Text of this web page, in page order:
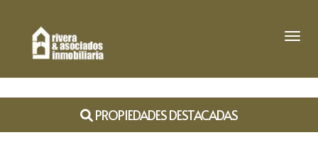
PROPIEDADES DESTACADAS